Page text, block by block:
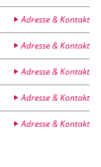
Adresse & Kontakt
Adresse & Kontakt
Adresse & Kontakt
Adresse & Kontakt
Adresse & Kontakt